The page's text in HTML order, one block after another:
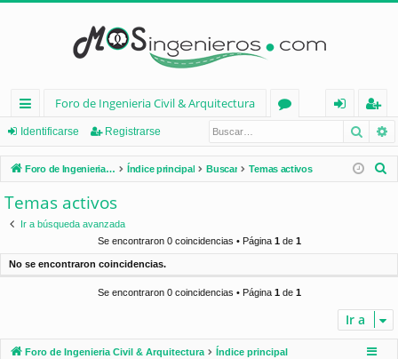
nl
ac
es
rá
d
Foro de Ingenieria Civil & Arquitectura
os
nt
ifi
eg
ist
ra
Identificarse Registrarse
Foro de Ingenieria Civil & Arquitectura Índice principal Buscar Temas activos
Temas activos
Ir a búsqueda avanzada
Se encontraron 0 coincidencias • Página 1de 1
No se encontraron coincidencias.
Se encontraron 0 coincidencias • Página 1de 1
Ir a
Foro de Ingenieria Civil & Arquitectura Índice principal